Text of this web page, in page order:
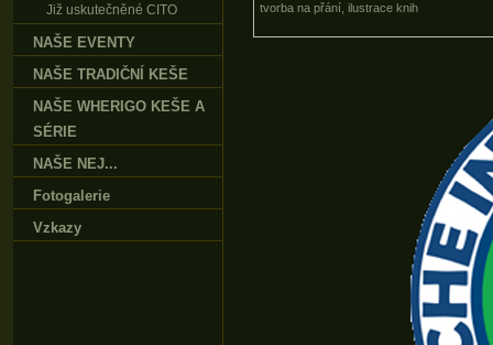
tvorba na přání, ilustrace knih
Již uskutečněné CITO
NAŠE EVENTY
NAŠE TRADIČNÍ KEŠE
NAŠE WHERIGO KEŠE A
SÉRIE
NAŠE NEJ...
Fotogalerie
Vzkazy